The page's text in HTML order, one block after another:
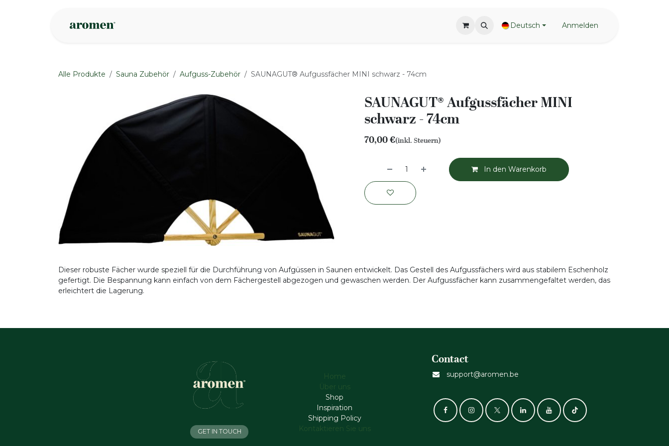
Deutsch Anmelden
Alle Produkte Sauna Zubehör Aufguss-Zubehör SAUNAGUT® Aufgussfächer MINI schwarz - 74cm
SAUNAGUT® Aufgussfächer MINI
schwarz - 74cm
70,00€(inkl. Steuern)
In den Warenkorb
Dieser robuste Fächer wurde speziell für die Durchführung von Aufgüssen in Saunen entwickelt. Das Gestell des Aufgussfächers wird aus stabilem Eschenholz
gefertigt. Die Bespannung kann einfach von dem Fächergestell abgezogen und gewaschen werden. Der Aufgussfächer kann zusammengefaltet werden, das
erleichtert die Lagerung.
Home
Über uns
Shop
Inspiration
Shipping Policy
Kontaktieren Sie uns
Contact
support@aromen.be
GET IN TOUCH